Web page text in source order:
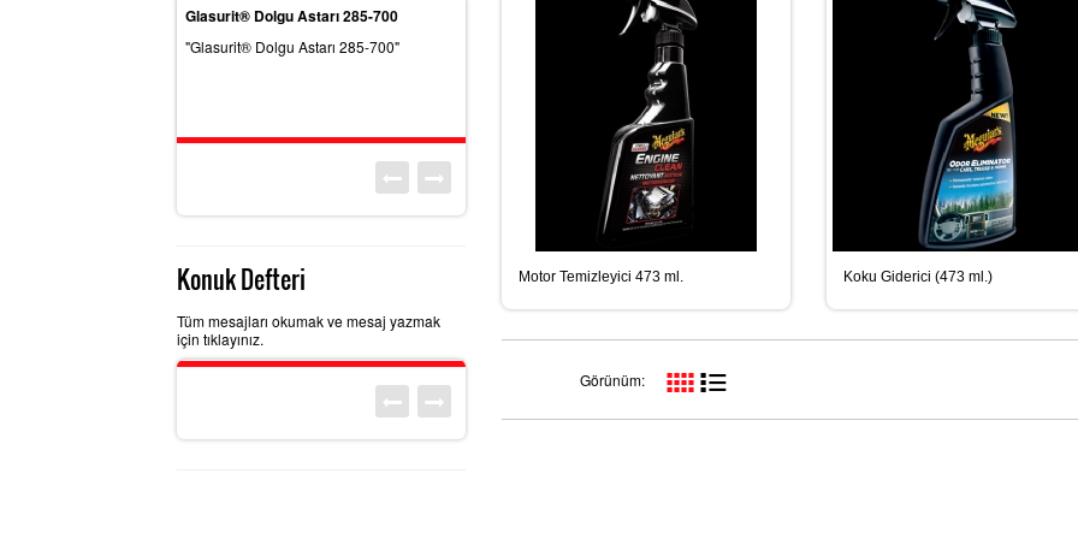
Motor Temizleyici 473 ml. Koku Giderici (473 ml.)
Görünüm:
Glasurit® Dolgu Astarı 285-700
"Glasurit® Dolgu Astarı 285-700"
Glasurit® HS Multi Vernik 923-255 Glasurit® Çok Amaçlı Dolgu Macunu...
"Glasurit® Çok Amaçlı Dolgu Macunu,
Manuel
"Manuel
Konuk Defteri
Tüm mesajları okumak ve mesaj yazmak
için tıklayınız.